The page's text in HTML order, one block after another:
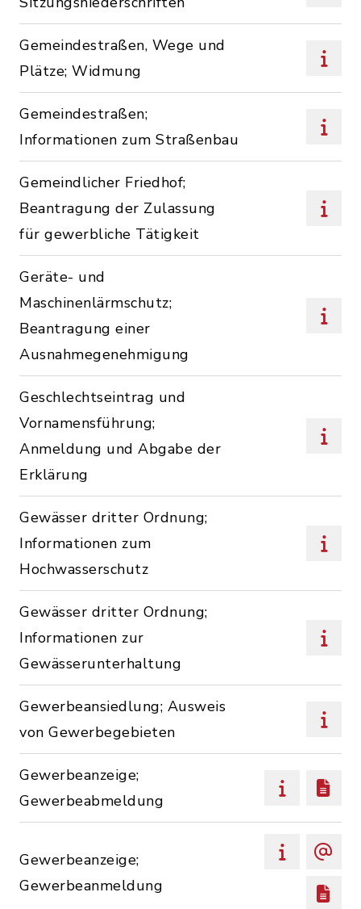
Gemeindestraßen, Wege und
Plätze; Widmung
Gemeindestraßen;
Informationen zum Straßenbau
Gemeindlicher Friedhof;
Beantragung der Zulassung
für gewerbliche Tätigkeit
Geräte- und
Maschinenlärmschutz;
Beantragung einer
Ausnahmegenehmigung
Geschlechtseintrag und
Vornamensführung;
Anmeldung und Abgabe der
Erklärung
Gewässer dritter Ordnung;
Informationen zum
Hochwasserschutz
Gewässer dritter Ordnung;
Informationen zur
Gewässerunterhaltung
Gewerbeansiedlung; Ausweis
von Gewerbegebieten
Gewerbeanzeige;
Gewerbeabmeldung
Gewerbeanzeige;
Gewerbeanmeldung